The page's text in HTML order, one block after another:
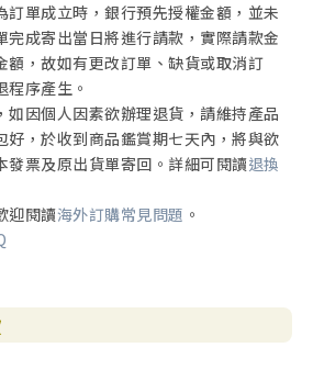
訂單成立時，銀行預先授權金額，並未
完成寄出當日將進行請款，實際請款金
額，故如有更改訂單、缺貨或取消訂
程序產生。
如因個人因素欲辦理退貨，請維持產品
好，於收到商品鑑賞期七天內，將與欲
發票及原出貨單寄回。詳細可閱讀退換
迎閱讀海外訂購常見問題 。